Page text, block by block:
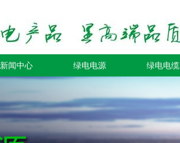
新闻中心 绿电电源 绿电电缆